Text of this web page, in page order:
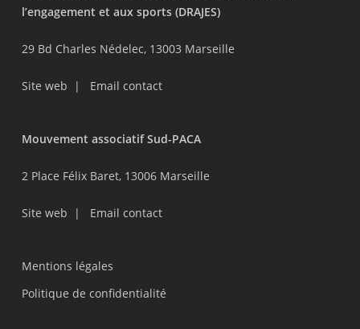
l’engagement et aux sports (DRAJES)
29 Bd Charles Nédelec, 13003 Marseille
Site web | Email contact
Mouvement associatif Sud-PACA
2 Place Félix Baret, 13006 Marseille
Site web | Email contact
Mentions légales
Politique de confidentialité